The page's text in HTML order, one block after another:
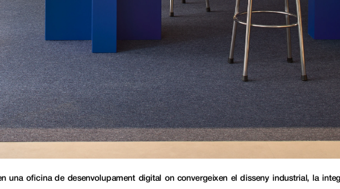
una oficina de desenvolupament digital on convergeixen el disseny industrial, la